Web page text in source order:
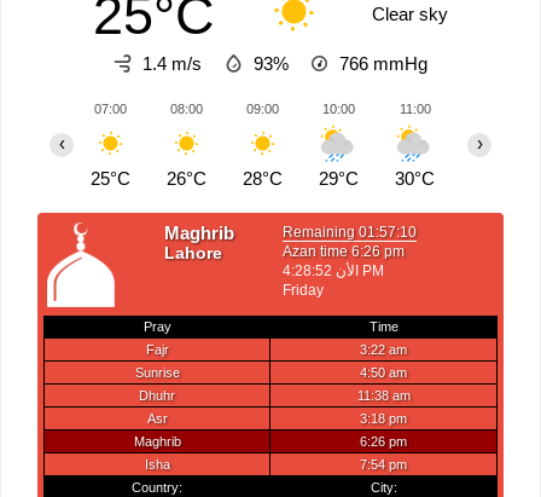
25°C Clear sky
1.4 m/s 93% 766 mmHg
07:00
25°C
08:00
26°C
09:00
28°C
10:00
29°C
11:00
30°C
‹ ›